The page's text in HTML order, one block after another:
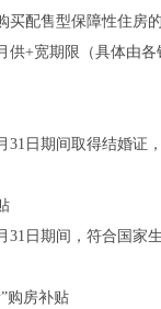
买配售型保障性住房
+宽期限（具体由各
日期间取得结婚证
日期间，符合国家
房补贴